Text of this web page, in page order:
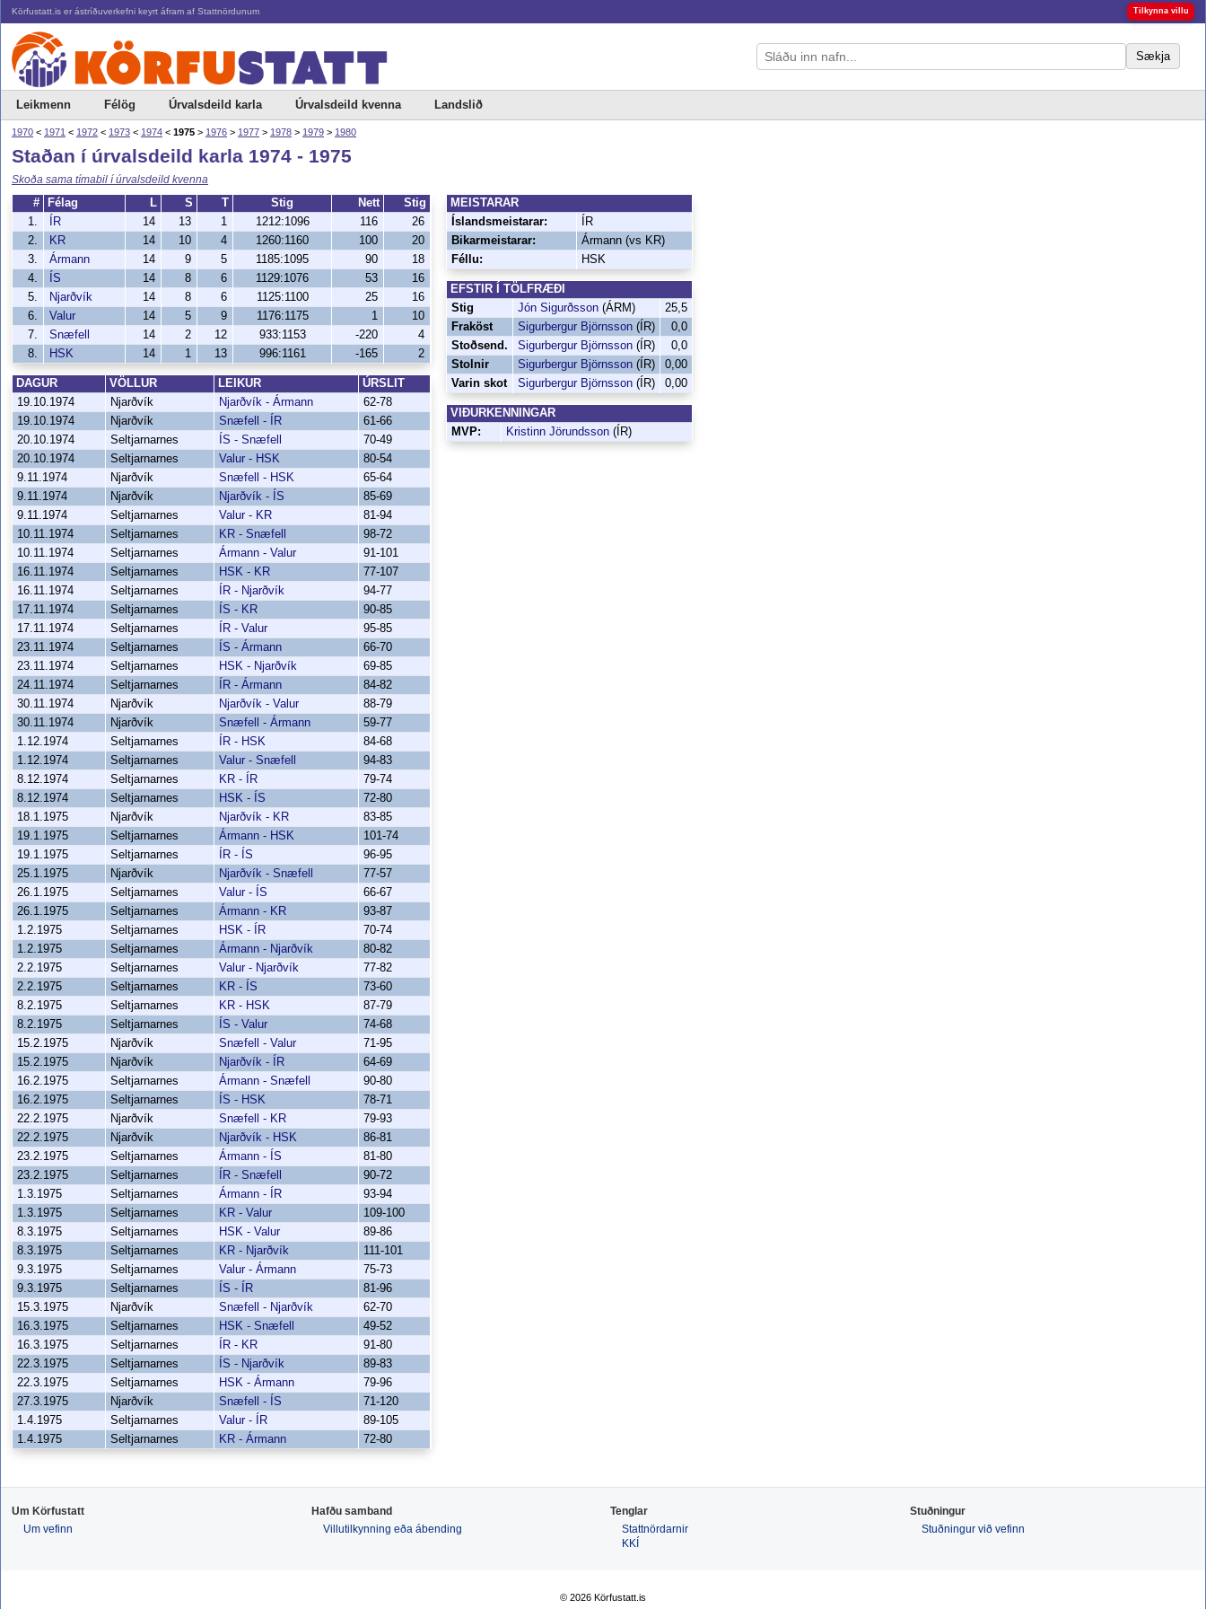
Körfustatt.is er ástríðuverkefni keyrt áfram af Stattnördunum Tilkynna villu
Sækja
Leikmenn Félög Úrvalsdeild karla Úrvalsdeild kvenna Landslið
1970 < 1971 < 1972 < 1973 < 1974 < 1975 > 1976 > 1977 > 1978 > 1979 > 1980
Staðan í úrvalsdeild karla 1974 - 1975
Skoða sama tímabil í úrvalsdeild kvenna
#
Félag L S T Stig Nett
Stig
1.
ÍR 14 13 1 1212:1096 116
26
2.
KR 14 10 4 1260:1160 100
20
3.
Ármann 14 9 5 1185:1095 90
18
4.
ÍS 14 8 6 1129:1076 53
16
5.
Njarðvík 14 8 6 1125:1100 25
16
6.
Valur 14 5 9 1176:1175 1
10
7.
Snæfell 14 2 12 933:1153 -220
4
8.
HSK 14 1 13 996:1161 -165 2
DAGUR VÖLLUR LEIKUR
ÚRSLIT
19.10.1974
Njarðvík Njarðvík - Ármann
62-78
19.10.1974
Njarðvík Snæfell - ÍR
61-66
20.10.1974
Seltjarnarnes ÍS - Snæfell
70-49
20.10.1974
Seltjarnarnes Valur - HSK
80-54
9.11.1974
Njarðvík Snæfell - HSK
65-64
9.11.1974
Njarðvík Njarðvík - ÍS
85-69
9.11.1974
Seltjarnarnes Valur - KR
81-94
10.11.1974
Seltjarnarnes KR - Snæfell
98-72
10.11.1974
Seltjarnarnes Ármann - Valur
91-101
16.11.1974
Seltjarnarnes HSK - KR
77-107
16.11.1974
Seltjarnarnes ÍR - Njarðvík
94-77
17.11.1974
Seltjarnarnes ÍS - KR
90-85
17.11.1974
Seltjarnarnes ÍR - Valur
95-85
23.11.1974
Seltjarnarnes ÍS - Ármann
66-70
23.11.1974
Seltjarnarnes HSK - Njarðvík
69-85
24.11.1974
Seltjarnarnes ÍR - Ármann
84-82
30.11.1974
Njarðvík Njarðvík - Valur
88-79
30.11.1974
Njarðvík Snæfell - Ármann
59-77
1.12.1974
Seltjarnarnes ÍR - HSK
84-68
1.12.1974
Seltjarnarnes Valur - Snæfell
94-83
8.12.1974
Seltjarnarnes KR - ÍR
79-74
8.12.1974
Seltjarnarnes HSK - ÍS
72-80
18.1.1975
Njarðvík Njarðvík - KR
83-85
19.1.1975
Seltjarnarnes Ármann - HSK
101-74
19.1.1975
Seltjarnarnes ÍR - ÍS
96-95
25.1.1975
Njarðvík Njarðvík - Snæfell
77-57
26.1.1975
Seltjarnarnes Valur - ÍS
66-67
26.1.1975
Seltjarnarnes Ármann - KR
93-87
1.2.1975
Seltjarnarnes HSK - ÍR
70-74
1.2.1975
Seltjarnarnes Ármann - Njarðvík
80-82
2.2.1975
Seltjarnarnes Valur - Njarðvík
77-82
2.2.1975
Seltjarnarnes KR - ÍS
73-60
8.2.1975
Seltjarnarnes KR - HSK
87-79
8.2.1975
Seltjarnarnes ÍS - Valur
74-68
15.2.1975
Njarðvík Snæfell - Valur
71-95
15.2.1975
Njarðvík Njarðvík - ÍR
64-69
16.2.1975
Seltjarnarnes Ármann - Snæfell
90-80
16.2.1975
Seltjarnarnes ÍS - HSK
78-71
22.2.1975
Njarðvík Snæfell - KR
79-93
22.2.1975
Njarðvík Njarðvík - HSK
86-81
23.2.1975
Seltjarnarnes Ármann - ÍS
81-80
23.2.1975
Seltjarnarnes ÍR - Snæfell
90-72
1.3.1975
Seltjarnarnes Ármann - ÍR
93-94
1.3.1975
Seltjarnarnes KR - Valur
109-100
8.3.1975
Seltjarnarnes HSK - Valur
89-86
8.3.1975
Seltjarnarnes KR - Njarðvík
111-101
9.3.1975
Seltjarnarnes Valur - Ármann
75-73
9.3.1975
Seltjarnarnes ÍS - ÍR
81-96
15.3.1975
Njarðvík Snæfell - Njarðvík
62-70
16.3.1975
Seltjarnarnes HSK - Snæfell
49-52
16.3.1975
Seltjarnarnes ÍR - KR
91-80
22.3.1975
Seltjarnarnes ÍS - Njarðvík
89-83
22.3.1975
Seltjarnarnes HSK - Ármann
79-96
27.3.1975
Njarðvík Snæfell - ÍS
71-120
1.4.1975
Seltjarnarnes Valur - ÍR
89-105
1.4.1975
Seltjarnarnes KR - Ármann 72-80
MEISTARAR
Íslandsmeistarar:
ÍR
Bikarmeistarar:
Ármann (vs KR)
Féllu:
HSK
EFSTIR Í TÖLFRÆÐI
Stig
Jón Sigurðsson(ÁRM)
25,5
Fraköst
Sigurbergur Björnsson(ÍR)
0,0
Stoðsend.
Sigurbergur Björnsson(ÍR)
0,0
Stolnir
Sigurbergur Björnsson(ÍR)
0,00
Varin skot
Sigurbergur Björnsson(ÍR) 0,00
VIÐURKENNINGAR
MVP:
Kristinn Jörundsson(ÍR)
Um Körfustatt
Um vefinn
Hafðu samband
Villutilkynning eða ábending
Tenglar
Stattnördarnir
KKÍ
Stuðningur
Stuðningur við vefinn
© 2026 Körfustatt.is